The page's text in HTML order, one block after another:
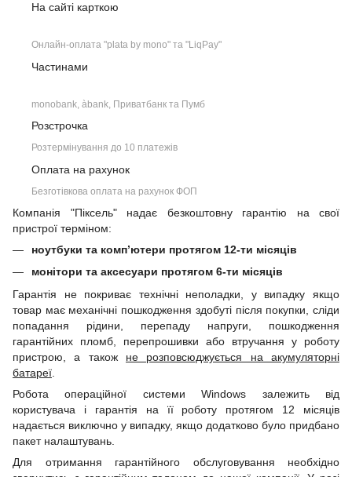
На сайті карткою
Онлайн-оплата "plata by mono" та "LiqPay"
Частинами
monobank, àbank, Приватбанк та Пумб
Розстрочка
Розтермінування до 10 платежів
Оплата на рахунок
Безготівкова оплата на рахунок ФОП
Компанія "Піксель" надає безкоштовну гарантію на свої
пристрої терміном:
ноутбуки та комп’ютери протягом 12-ти місяців
монітори та аксесуари протягом 6-ти місяців
Гарантія не покриває технічні неполадки, у випадку якщо
товар має механічні пошкодження здобуті після покупки, сліди
попадання рідини, перепаду напруги, пошкодження
гарантійних пломб, перепрошивки або втручання у роботу
пристрою, а також не розповсюджується на акумуляторні
батареї
Робота операційної системи Windows залежить від
користувача і гарантія на її роботу протягом 12 місяців
надається виключно у випадку, якщо додатково було придбано
пакет налаштувань.
Для отримання гарантійного обслуговування необхідно